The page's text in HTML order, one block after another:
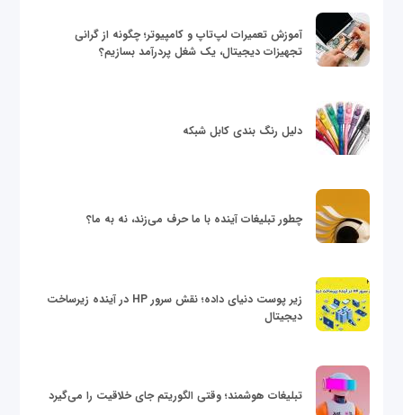
آموزش تعمیرات لپ‌تاپ و کامپیوتر؛ چگونه از گرانی
تجهیزات دیجیتال، یک شغل پردرآمد بسازیم؟
دلیل رنگ بندی کابل شبکه
چطور تبلیغات آینده با ما حرف می‌زند، نه به ما؟
زیر پوست دنیای داده؛ نقش سرور HP در آینده زیرساخت
دیجیتال
تبلیغات هوشمند؛ وقتی الگوریتم جای خلاقیت را می‌گیرد